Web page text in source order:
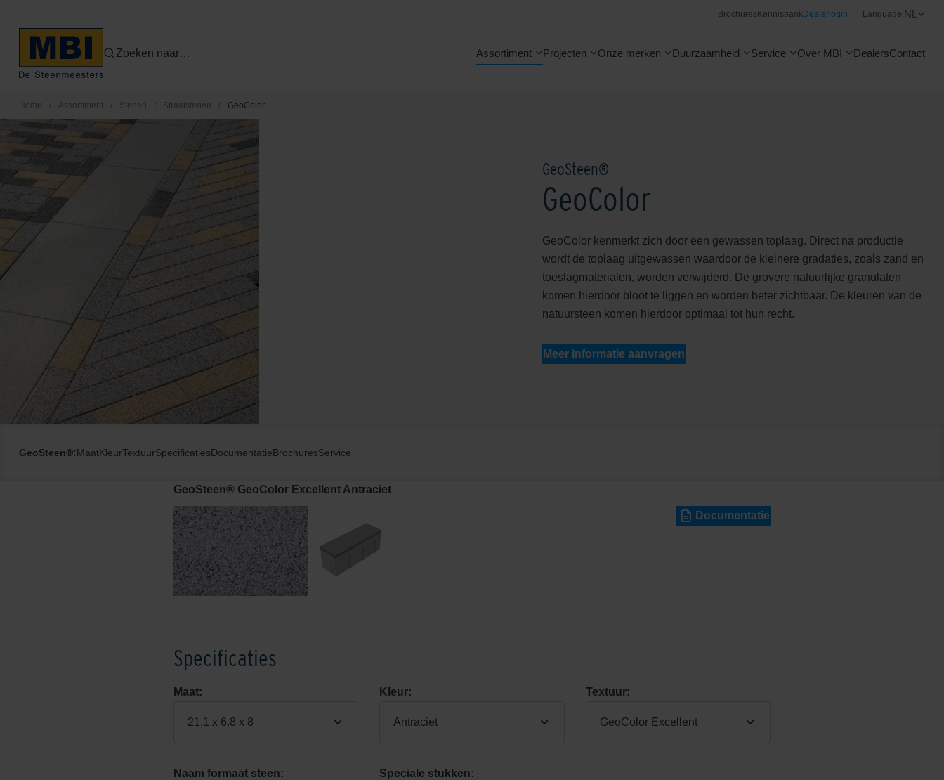
Brochures KennisbankDealerlogin Language:NL
Zoeken naar… Assortiment Projecten Onze merken Duurzaamheid Service Over MBI DealersContact
Home / Assortiment / Stenen / Straatstenen / GeoColor
GeoSteen®
GeoColor
GeoColor kenmerkt zich door een gewassen toplaag. Direct na productie
wordt de toplaag uitgewassen waardoor de kleinere gradaties, zoals zand en
toeslagmaterialen, worden verwijderd. De grovere natuurlijke granulaten
komen hierdoor bloot te liggen en worden beter zichtbaar. De kleuren van de
natuursteen komen hierdoor optimaal tot hun recht.
Meer informatie aanvragen
GeoSteen®:MaatKleurTextuurSpecificatiesDocumentatieBrochuresService
GeoSteen® GeoColor Excellent Antraciet
Documentatie
Specificaties
Maat:
21.1 x 6.8 x 8
Kleur:
Antraciet
Textuur:
GeoColor Excellent
Naam formaat steen: Speciale stukken: